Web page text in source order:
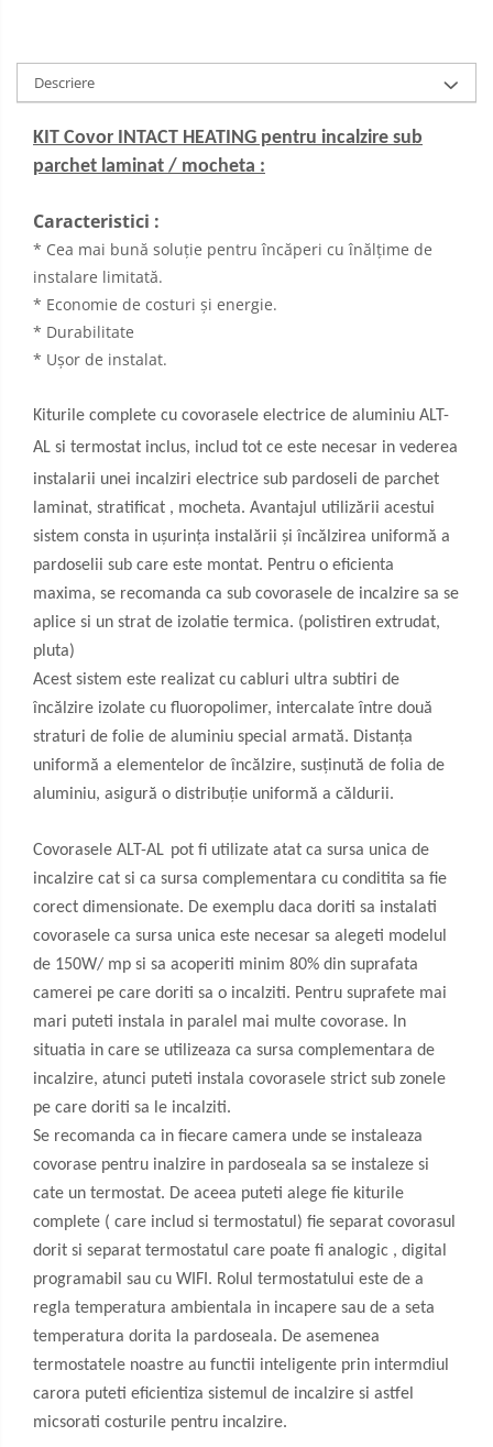
Descriere
KIT Covor INTACT HEATING pentru incalzire sub
parchet laminat / mocheta :
Caracteristici :
* Cea mai bună soluție pentru încăperi cu înălțime de
instalare limitată.
* Economie de costuri și energie.
* Durabilitate
* Ușor de instalat.
Kiturile complete cu covorasele electrice de aluminiu ALT-
AL si termostat inclus, includ tot ce este necesar in vederea
instalarii unei incalziri electrice sub pardoseli de parchet
laminat, stratificat , mocheta. Avantajul utilizării acestui
sistem consta in ușurința instalării și încălzirea uniformă a
pardoselii sub care este montat. Pentru o eficienta
maxima, se recomanda ca sub covorasele de incalzire sa se
aplice si un strat de izolatie termica. (polistiren extrudat,
pluta)
Acest sistem este realizat cu cabluri ultra subtiri de
încălzire izolate cu fluoropolimer, intercalate între două
straturi de folie de aluminiu special armată. Distanța
uniformă a elementelor de încălzire, susținută de folia de
aluminiu, asigură o distribuție uniformă a căldurii.
Covorasele ALT-AL pot fi utilizate atat ca sursa unica de
incalzire cat si ca sursa complementara cu conditita sa fie
corect dimensionate. De exemplu daca doriti sa instalati
covorasele ca sursa unica este necesar sa alegeti modelul
de 150W/ mp si sa acoperiti minim 80% din suprafata
camerei pe care doriti sa o incalziti. Pentru suprafete mai
mari puteti instala in paralel mai multe covorase. In
situatia in care se utilizeaza ca sursa complementara de
incalzire, atunci puteti instala covorasele strict sub zonele
pe care doriti sa le incalziti.
Se recomanda ca in fiecare camera unde se instaleaza
covorase pentru inalzire in pardoseala sa se instaleze si
cate un termostat. De aceea puteti alege fie kiturile
complete ( care includ si termostatul) fie separat covorasul
dorit si separat termostatul care poate fi analogic , digital
programabil sau cu WIFI. Rolul termostatului este de a
regla temperatura ambientala in incapere sau de a seta
temperatura dorita la pardoseala. De asemenea
termostatele noastre au functii inteligente prin intermdiul
carora puteti eficientiza sistemul de incalzire si astfel
micsorati costurile pentru incalzire.